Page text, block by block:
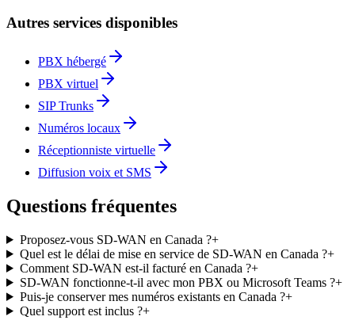
Autres services disponibles
PBX hébergé
PBX virtuel
SIP Trunks
Numéros locaux
Réceptionniste virtuelle
Diffusion voix et SMS
Questions fréquentes
Proposez-vous SD-WAN en Canada ?+
Quel est le délai de mise en service de SD-WAN en Canada ?+
Comment SD-WAN est-il facturé en Canada ?+
SD-WAN fonctionne-t-il avec mon PBX ou Microsoft Teams ?+
Puis-je conserver mes numéros existants en Canada ?+
Quel support est inclus ?+